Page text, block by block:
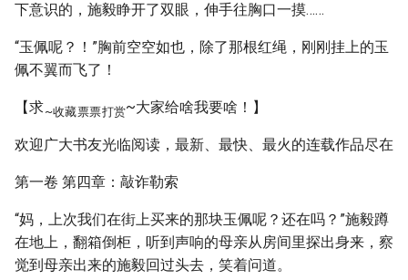
下意识的，施毅睁开了双眼，伸手往胸口一摸……
“玉佩呢？！”胸前空空如也，除了那根红绳，刚刚挂上的玉
佩不翼而飞了！
【求~收藏票票打赏~大家给啥我要啥！】
欢迎广大书友光临阅读，最新、最快、最火的连载作品尽在
第一卷 第四章：敲诈勒索
“妈，上次我们在街上买来的那块玉佩呢？还在吗？”施毅蹲
在地上，翻箱倒柜，听到声响的母亲从房间里探出身来，察
觉到母亲出来的施毅回过头去，笑着问道。